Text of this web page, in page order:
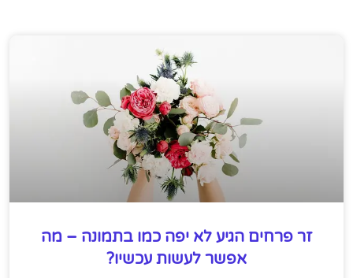
זר פרחים הגיע לא יפה כמו בתמונה – מה
אפשר לעשות עכשיו?